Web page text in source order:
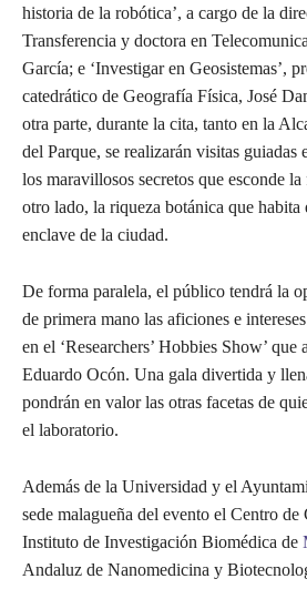
historia de la robótica’, a cargo de la
Transferencia y doctora en
García; e ‘Investigar en Geosistemas’,
catedrático de Geografía Física, José
otra parte, durante la cita, tanto en la
del Parque, se realizarán visitas guiadas
los maravillosos secretos que esconde
otro lado, la riqueza botánica que habita
enclave de la ciudad.
De forma paralela, el público tendrá la
de primera mano las aficiones e
en el ‘Researchers’ Hobbies Show’ que
Eduardo Ocón. Una gala divertida y
pondrán en valor las otras facetas de
el laboratorio.
Además de la Universidad y el
sede malagueña del evento el Centro
Instituto de Investigación Biomédica de
Andaluz de Nanomedicina y